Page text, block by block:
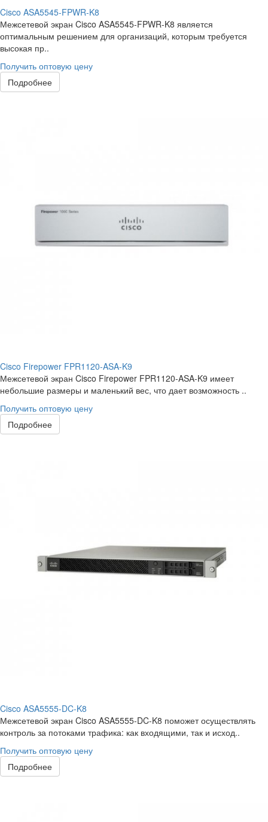
Cisco ASA5545-FPWR-K8
Межсетевой экран Cisco ASA5545-FPWR-K8 является
оптимальным решением для организаций, которым требуется
высокая пр..
Получить оптовую цену
Подробнее
Cisco Firepower FPR1120-ASA-K9
Межсетевой экран Cisco Firepower FPR1120-ASA-K9 имеет
небольшие размеры и маленький вес, что дает возможность ..
Получить оптовую цену
Подробнее
Cisco ASA5555-DC-K8
Межсетевой экран Cisco ASA5555-DC-K8 поможет осуществлять
контроль за потоками трафика: как входящими, так и исход..
Получить оптовую цену
Подробнее